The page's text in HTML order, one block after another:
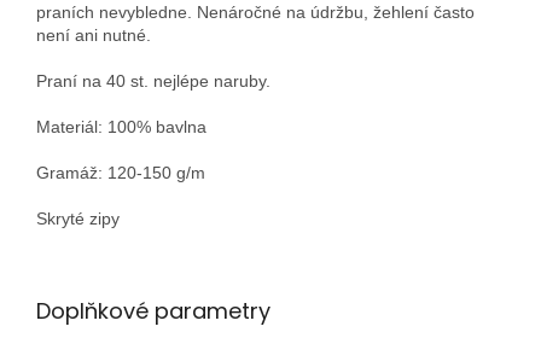
praních nevybledne. Nenáročné na údržbu, žehlení často
není ani nutné.
Praní na 40 st. nejlépe naruby.
Materiál: 100% bavlna
Gramáž: 120-150 g/m
Skryté zipy
Doplňkové parametry